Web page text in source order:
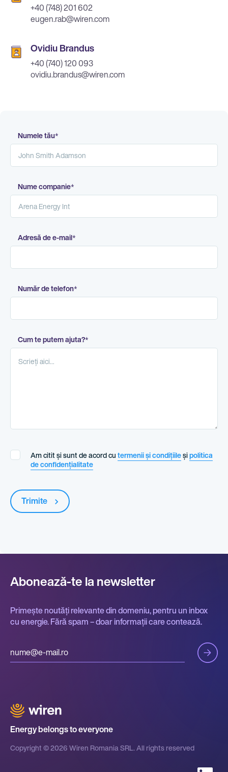
+40 (748) 201 602
eugen.rab@wiren.com
Ovidiu Brandus
+40 (740) 120 093
ovidiu.brandus@wiren.com
Numele tău*
Nume companie*
Adresă de e-mail*
Număr de telefon*
Cum te putem ajuta?*
Am citit și sunt de acord cutermenii și condițiileșipolitica
de confidențialitate
Trimite
Abonează-te la newsletter
Primește noutăți relevante din domeniu, pentru un inbox
cu energie. Fără spam – doar informații care contează.
Energy belongs to everyone
Copyright © 2026 Wiren Romania SRL. All rights reserved